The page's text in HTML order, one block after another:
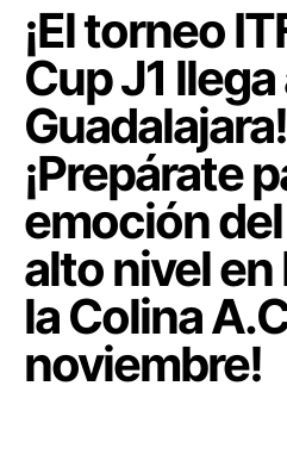
¡El torneo
Cup J1 llega
Guadalajara!
¡Prepárate
emoción
alto nivel en
la Colina
noviembre!